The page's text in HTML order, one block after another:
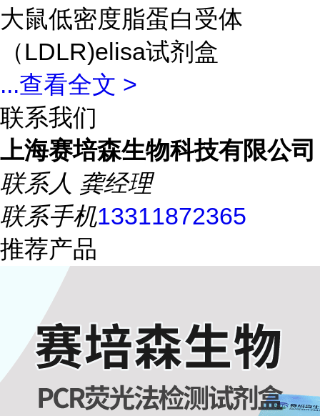
大鼠低密度脂蛋白受体
（LDLR)elisa试剂盒
...查看全文 >
联系我们
上海赛培森生物科技有限公司
联系人 龚经理
联系手机13311872365
推荐产品